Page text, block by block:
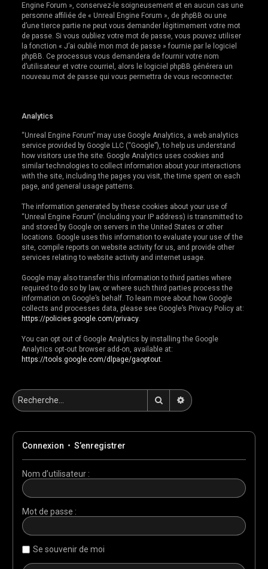
Engine Forum », conservez-le soigneusement et en aucun cas une
personne affiliée de « Unreal Engine Forum », de phpBB ou une
d’une tierce partie ne peut vous demander légitimement votre mot
de passe. Si vous oubliez votre mot de passe, vous pouvez utiliser
la fonction « J’ai oublié mon mot de passe » fournie par le logiciel
phpBB. Ce processus vous demandera de fournir votre nom
d’utilisateur et votre courriel, alors le logiciel phpBB générera un
nouveau mot de passe qui vous permettra de vous reconnecter.
Analytics
“Unreal Engine Forum” may use Google Analytics, a web analytics
service provided by Google LLC (“Google”), to help us understand
how visitors use the site. Google Analytics uses cookies and
similar technologies to collect information about your interactions
with the site, including the pages you visit, the time spent on each
page, and general usage patterns.
The information generated by these cookies about your use of
“Unreal Engine Forum” (including your IP address) is transmitted to
and stored by Google on servers in the United States or other
locations. Google uses this information to evaluate your use of the
site, compile reports on website activity for us, and provide other
services relating to website activity and internet usage.
Google may also transfer this information to third parties where
required to do so by law, or where such third parties process the
information on Google’s behalf. To learn more about how Google
collects and processes data, please see Google’s Privacy Policy at:
https://policies.google.com/privacy
You can opt out of Google Analytics by installing the Google
Analytics opt-out browser add-on, available at:
https://tools.google.com/dlpage/gaoptout
RechercherRecherche avancée
Connexion •S’enregistrer
Nom d’utilisateur :
Mot de passe :
Se souvenir de moi